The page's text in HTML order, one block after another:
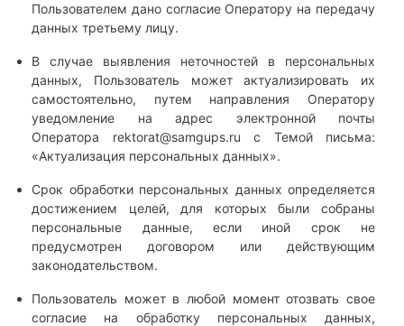
Пользователем дано согласие Оператору на передачу
данных третьему лицу.
В случае выявления неточностей в персональных
данных, Пользователь может актуализировать их
самостоятельно, путем направления Оператору
уведомление на адрес электронной почты
Оператора rektorat@samgups.ru с Темой письма:
«Актуализация персональных данных».
Срок обработки персональных данных определяется
достижением целей, для которых были собраны
персональные данные, если иной срок не
предусмотрен договором или действующим
законодательством.
Пользователь может в любой момент отозвать свое
согласие на обработку персональных данных,